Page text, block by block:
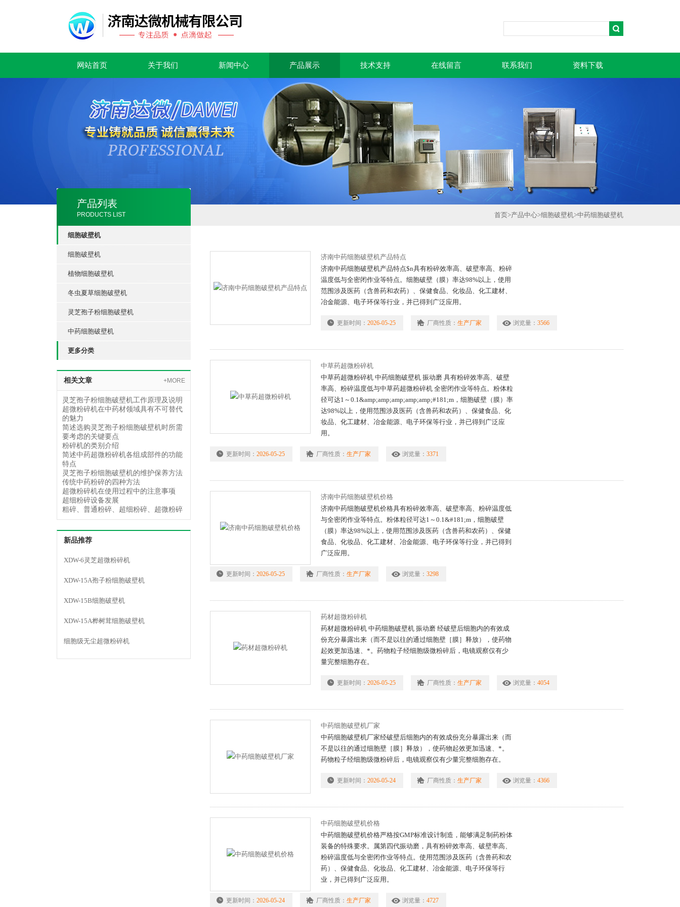
网站首页 关于我们 新闻中心 产品展示 技术支持 在线留言 联系我们 资料下载
产品列表
PRODUCTS LIST
细胞破壁机
细胞破壁机
植物细胞破壁机
冬虫夏草细胞破壁机
灵芝孢子粉细胞破壁机
中药细胞破壁机
更多分类
相关文章 +MORE
灵芝孢子粉细胞破壁机工作原理及说明
超微粉碎机在中药材领域具有不可替代
的魅力
简述选购灵芝孢子粉细胞破壁机时所需
要考虑的关键要点
粉碎机的类别介绍
简述中药超微粉碎机各组成部件的功能
特点
灵芝孢子粉细胞破壁机的维护保养方法
传统中药粉碎的四种方法
超微粉碎机在使用过程中的注意事项
超细粉碎设备发展
粗碎、普通粉碎、超细粉碎、超微粉碎
新品推荐
XDW-6灵芝超微粉碎机
XDW-15A孢子粉细胞破壁机
XDW-15B细胞破壁机
XDW-15A桦树茸细胞破壁机
细胞级无尘超微粉碎机
首页>产品中心>细胞破壁机>中药细胞破壁机
济南中药细胞破壁机产品特点
济南中药细胞破壁机产品特点$n具有粉碎效率高、破壁率高、粉碎
温度低与全密闭作业等特点。细胞破壁（膜）率达98%以上，使用
范围涉及医药（含兽药和农药）、保健食品、化妆品、化工建材、
冶金能源、电子环保等行业，并已得到广泛应用。
更新时间： 2026-05-25 厂商性质： 生产厂家 浏览量： 3566
中草药超微粉碎机
中草药超微粉碎机 中药细胞破壁机 振动磨 具有粉碎效率高、破壁
率高、粉碎温度低与中草药超微粉碎机 全密闭作业等特点。粉体粒
径可达1～0.1&amp;amp;amp;amp;amp;#181;m，细胞破壁（膜）率
达98%以上，使用范围涉及医药（含兽药和农药）、保健食品、化
妆品、化工建材、冶金能源、电子环保等行业，并已得到广泛应
用。
更新时间： 2026-05-25 厂商性质： 生产厂家 浏览量： 3371
济南中药细胞破壁机价格
济南中药细胞破壁机价格具有粉碎效率高、破壁率高、粉碎温度低
与全密闭作业等特点。粉体粒径可达1～0.1&#181;m，细胞破壁
（膜）率达98%以上，使用范围涉及医药（含兽药和农药）、保健
食品、化妆品、化工建材、冶金能源、电子环保等行业，并已得到
广泛应用。
更新时间： 2026-05-25 厂商性质： 生产厂家 浏览量： 3298
药材超微粉碎机
药材超微粉碎机 中药细胞破壁机 振动磨 经破壁后细胞内的有效成
份充分暴露出来（而不是以往的通过细胞壁［膜］释放），使药物
起效更加迅速、*。药物粒子经细胞级微粉碎后，电镜观察仅有少
量完整细胞存在。
更新时间： 2026-05-25 厂商性质： 生产厂家 浏览量： 4054
中药细胞破壁机厂家
中药细胞破壁机厂家经破壁后细胞内的有效成份充分暴露出来（而
不是以往的通过细胞壁［膜］释放），使药物起效更加迅速、*。
药物粒子经细胞级微粉碎后，电镜观察仅有少量完整细胞存在。
更新时间： 2026-05-24 厂商性质： 生产厂家 浏览量： 4366
中药细胞破壁机价格
中药细胞破壁机价格严格按GMP标准设计制造，能够满足制药粉体
装备的特殊要求。属第四代振动磨，具有粉碎效率高、破壁率高、
粉碎温度低与全密闭作业等特点。使用范围涉及医药（含兽药和农
药）、保健食品、化妆品、化工建材、冶金能源、电子环保等行
业，并已得到广泛应用。
更新时间： 2026-05-24 厂商性质： 生产厂家 浏览量： 4727